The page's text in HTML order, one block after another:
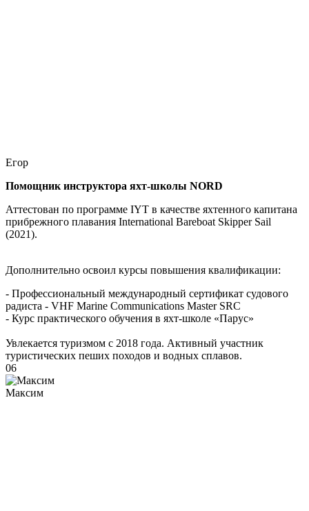
Егор
Помощник инструктора яхт-школы NORD
Аттестован по программе IYT в качестве яхтенного капитана
прибрежного плавания International Bareboat Skipper Sail
(2021).
Дополнительно освоил курсы повышения квалификации:
- Профессиональный международный сертификат судового
радиста - VHF Marine Communications Master SRC
- Курс практического обучения в яхт-школе «Парус»
Увлекается туризмом с 2018 года. Активный участник
туристических пеших походов и водных сплавов.
06
Максим